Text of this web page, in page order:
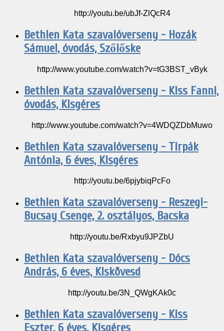
http://youtu.be/ubJf-ZlQcR4
Bethlen Kata szavalóverseny - Hozák
Sámuel, óvodás, Szőlőske
http://www.youtube.com/watch?v=tG3BST_vByk
Bethlen Kata szavalóverseny - Kiss Fanni,
óvodás, Kisgéres
http://www.youtube.com/watch?v=4WDQZDbMuwo
Bethlen Kata szavalóverseny - Tirpák
Antónia, 6 éves, Kisgéres
http://youtu.be/6pjybiqPcFo
Bethlen Kata szavalóverseny - Reszegi-
Bucsay Csenge, 2. osztályos, Bacska
http://youtu.be/Rxbyu9JPZbU
Bethlen Kata szavalóverseny - Dócs
András, 6 éves, Kiskövesd
http://youtu.be/3N_QWgKAk0c
Bethlen Kata szavalóverseny - Kiss
Eszter, 6 éves, Kisgéres